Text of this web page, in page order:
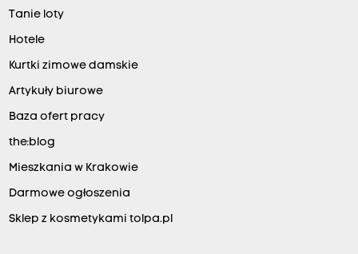
Tanie loty
Hotele
Kurtki zimowe damskie
Artykuły biurowe
Baza ofert pracy
the:blog
Mieszkania w Krakowie
Darmowe ogłoszenia
Sklep z kosmetykami tolpa.pl